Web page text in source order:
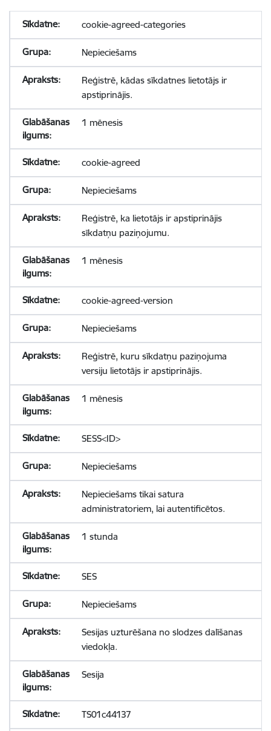
cookie-agreed-categories
Nepieciešams
Reģistrē, kādas sīkdatnes lietotājs ir
apstiprinājis.
1 mēnesis
cookie-agreed
Nepieciešams
Reģistrē, ka lietotājs ir apstiprinājis
sīkdatņu paziņojumu.
1 mēnesis
cookie-agreed-version
Nepieciešams
Reģistrē, kuru sīkdatņu paziņojuma
versiju lietotājs ir apstiprinājis.
1 mēnesis
SESS<ID>
Nepieciešams
Nepieciešams tikai satura
administratoriem, lai autentificētos.
1 stunda
SES
Nepieciešams
Sesijas uzturēšana no slodzes dalīšanas
viedokļa.
Sesija
TS01c44137